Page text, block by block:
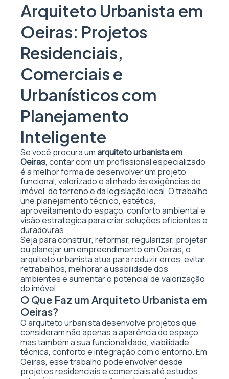
Arquiteto Urbanista em
Oeiras: Projetos
Residenciais,
Comerciais e
Urbanísticos com
Planejamento
Inteligente
Se você procura umarquiteto urbanista em
Oeiras, contar com um profissional especializado
é a melhor forma de desenvolver um projeto
funcional, valorizado e alinhado às exigências do
imóvel, do terreno e da legislação local. O trabalho
une planejamento técnico, estética,
aproveitamento do espaço, conforto ambiental e
visão estratégica para criar soluções eficientes e
duradouras.
Seja para construir, reformar, regularizar, projetar
ou planejar um empreendimento em Oeiras, o
arquiteto urbanista atua para reduzir erros, evitar
retrabalhos, melhorar a usabilidade dos
ambientes e aumentar o potencial de valorização
do imóvel.
O Que Faz um Arquiteto Urbanista em
Oeiras?
O arquiteto urbanista desenvolve projetos que
consideram não apenas a aparência do espaço,
mas também a sua funcionalidade, viabilidade
técnica, conforto e integração com o entorno. Em
Oeiras, esse trabalho pode envolver desde
projetos residenciais e comerciais até estudos